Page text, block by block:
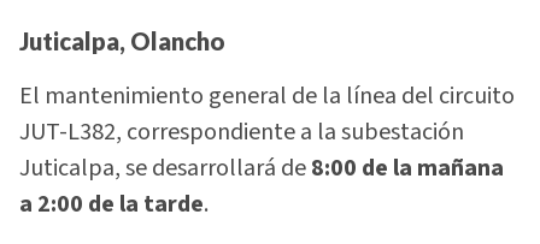
Juticalpa, Olancho
El mantenimiento general de la línea del circuito
JUT-L382, correspondiente a la subestación
Juticalpa, se desarrollará de8:00 de la mañana
a 2:00 de la tarde.